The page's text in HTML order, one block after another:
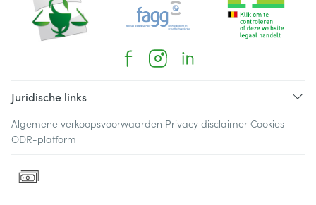
Juridische links
Algemene verkoopsvoorwaarden Privacy disclaimer Cookies
ODR-platform